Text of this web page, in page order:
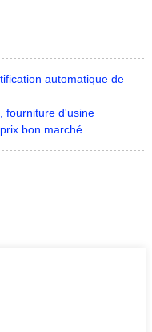
automatique de
fourniture d'usine
bon marché